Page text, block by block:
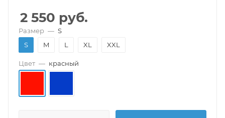
2 550 руб.
Размер — S
S
M L XL XXL
Цвет — красный